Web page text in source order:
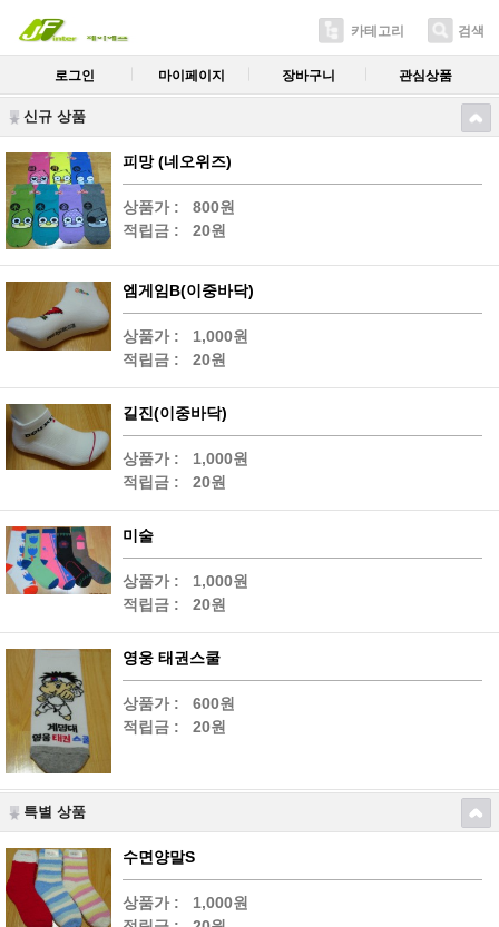
카테고리 검색
로그인 마이페이지 장바구니 관심상품
신규 상품
피망 (네오위즈)
상품가 :
800원
적립금 :
20원
엠게임B(이중바닥)
상품가 :
1,000원
적립금 :
20원
길진(이중바닥)
상품가 :
1,000원
적립금 :
20원
미술
상품가 :
1,000원
적립금 :
20원
영웅 태권스쿨
상품가 :
600원
적립금 :
20원
특별 상품
수면양말S
상품가 :
1,000원